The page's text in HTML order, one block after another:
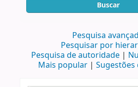
Buscar
Pesquisa
Pesquisar por
Pesquisa de autoridade
Mais popular
Sugestões